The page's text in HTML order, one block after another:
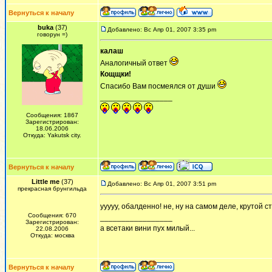
Вернуться к началу
buka(37)
говорун =)
Сообщения: 1867
Зарегистрирован:
18.06.2006
Откуда: Yakutsk city.
Добавлено: Вс Апр 01, 2007 3:35 pm
калаш
Аналогичный ответ
Кощщки!
Спасибо Вам посмеялся от души
Вернуться к началу
Little me(37)
прекрасная брунгильда
Сообщения: 670
Зарегистрирован:
22.08.2006
Откуда: москва
Добавлено: Вс Апр 01, 2007 3:51 pm
ууууу, обалденно! не, ну на самом деле, крутой
а всетаки вини пух милый...
Вернуться к началу